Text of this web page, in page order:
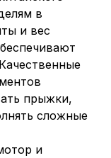
в
и вес
прыжки,
сложные
и